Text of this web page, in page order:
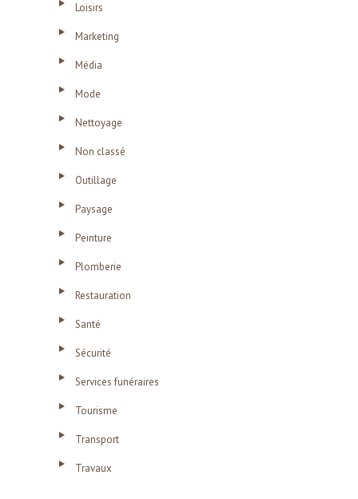
Loisirs
Marketing
Média
Mode
Nettoyage
Non classé
Outillage
Paysage
Peinture
Plomberie
Restauration
Santé
Sécurité
Services funéraires
Tourisme
Transport
Travaux